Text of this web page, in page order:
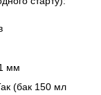
мм
(бак 150 мл